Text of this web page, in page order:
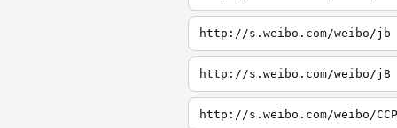
http://s.weibo.com/weibo/jb
http://s.weibo.com/weibo/j8
http://s.weibo.com/weibo/CCP